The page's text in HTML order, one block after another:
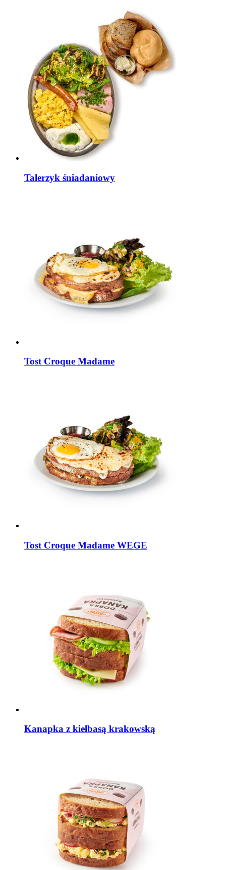
Talerzyk śniadaniowy
Tost Croque Madame
Tost Croque Madame WEGE
Kanapka z kiełbasą krakowską